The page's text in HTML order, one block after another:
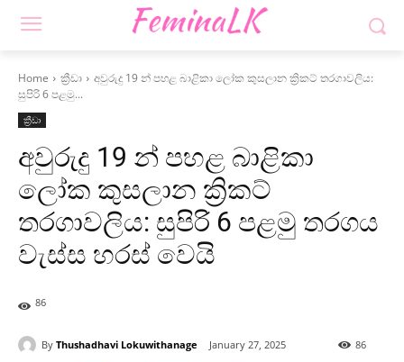
Home ක්‍රීඩා
අවුරුදු 19 න් පහළ බාළිකා ලෝක කුසලාන ක්‍රිකට් තරගාවලිය:
සුපිරි 6 පළමු...
ක්‍රීඩා
අවුරුදු 19 න් පහළ බාළිකා
ලෝක කුසලාන ක්‍රිකට්
තරගාවලිය: සුපිරි 6 පළමු තරගය
වැස්ස හරස් වෙයි
86
By Thushadhavi Lokuwithanage January 27, 2025 86